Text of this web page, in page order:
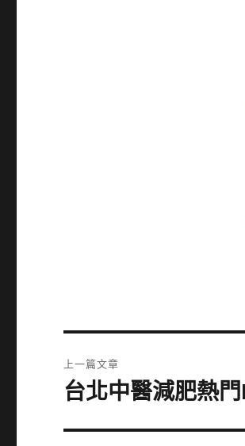
章
上一篇文章
上
篇
台北中醫減肥熱